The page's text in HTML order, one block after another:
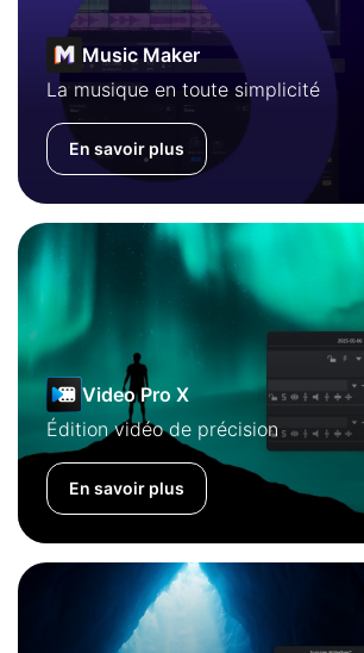
Music Maker
La musique en toute simplicité
En savoir plus
Video Pro X
Édition vidéo de précision
En savoir plus